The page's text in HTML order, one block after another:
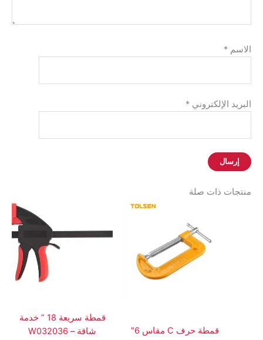
الاسم *
البريد الإلكتروني *
منتجات ذات صلة
قمطة حرف C مقاس 6″
قمطة سريعة 18 ” خدمة
شاقة – W032036